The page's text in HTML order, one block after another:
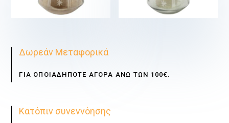
Δωρεάν Μεταφορικά
ΓΙΑ ΟΠΟΙΑΔΗΠΟΤΕ ΑΓΟΡΑ ΑΝΩ ΤΩΝ 100€.
Κατόπιν συνεννόησης